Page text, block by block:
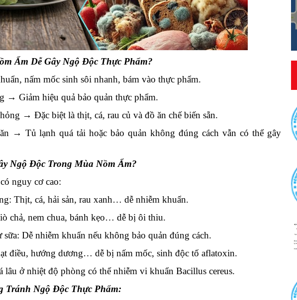
Ẩm Dễ Gây Ngộ Độc Thực Phẩm?
nấm mốc sinh sôi nhanh, bám vào thực phẩm.
→ Giảm hiệu quả bảo quản thực phẩm.
→ Đặc biệt là thịt, cá, rau củ và đồ ăn chế biến sẵn.
→ Tủ lạnh quá tải hoặc bảo quản không đúng cách vẫn có thể gây
Ngộ Độc Trong Mùa Nồm Ẩm?
nguy cơ cao:
Thịt, cá, hải sản, rau xanh… dễ nhiễm khuẩn.
chả, nem chua, bánh kẹo… dễ bị ôi thiu.
sữa: Dễ nhiễm khuẩn nếu không bảo quản đúng cách.
điều, hướng dương… dễ bị nấm mốc, sinh độc tố aflatoxin.
ở nhiệt độ phòng có thể nhiễm vi khuẩn Bacillus cereus.
Tránh Ngộ Độc Thực Phẩm: